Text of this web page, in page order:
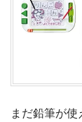
まだ鉛筆が使